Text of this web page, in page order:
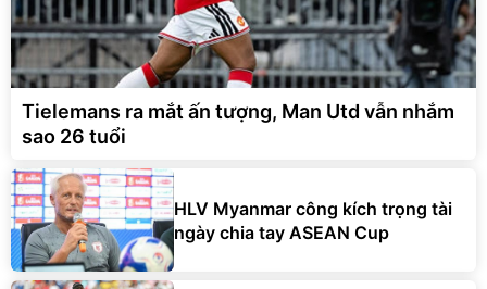
Tielemans ra mắt ấn tượng, Man Utd vẫn nhắm
sao 26 tuổi
HLV Myanmar công kích trọng tài
ngày chia tay ASEAN Cup